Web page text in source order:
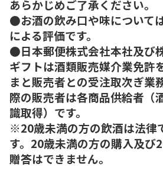
あらかじめご了承ください。
●お酒の飲み口や味について
による評価です。
●日本郵便株式会社本社及び
ギフトは酒類販売媒介業免許
まと販売者との受注取次ぎ業
際の販売者は各商品供給者（
識取得）です。
※20歳未満の方の飲酒は法律
す。20歳未満の方の購入及び
贈答はできません。